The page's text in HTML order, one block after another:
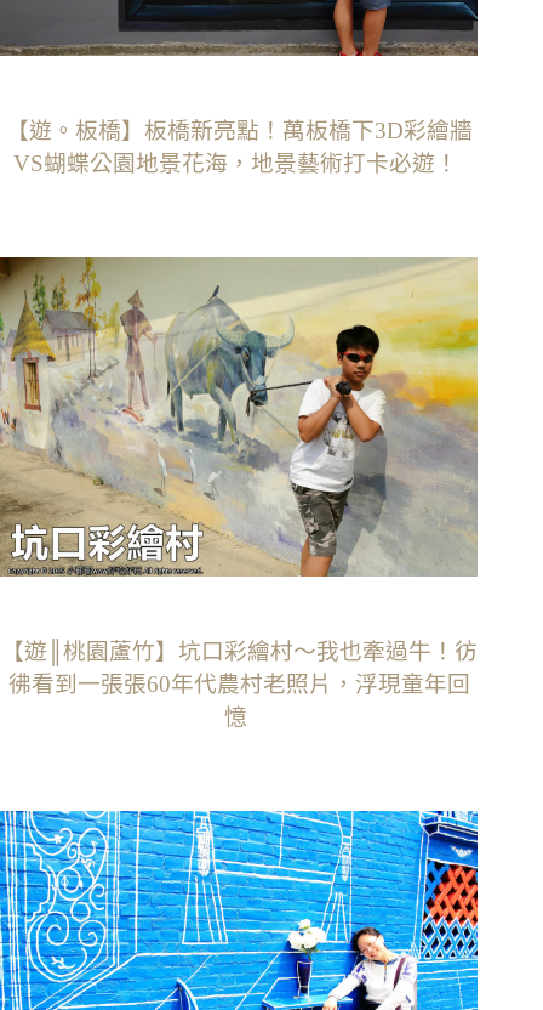
【遊。板橋】板橋新亮點！萬板橋下3D彩繪牆
VS蝴蝶公園地景花海，地景藝術打卡必遊！
【遊║桃園蘆竹】坑口彩繪村～我也牽過牛！彷
彿看到一張張60年代農村老照片，浮現童年回
憶